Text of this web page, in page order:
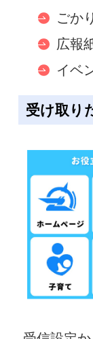
ごか
広報
イベ
受け取り